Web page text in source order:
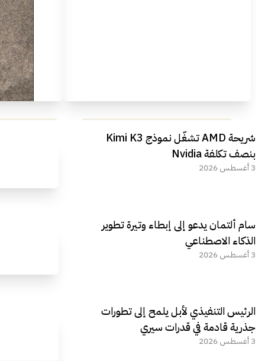
مراجعة شاملة لعملاق الألعاب
الجديد REDMAGIC 11 AIR
شريحة AMD تشغّل نموذج Kimi K3
بنصف تكلفة Nvidia
3 أغسطس 2026
سام ألتمان يدعو إلى إبطاء وتيرة تطوير
الذكاء الاصطناعي
3 أغسطس 2026
الرئيس التنفيذي لأبل يلمح إلى تطورات
جذرية قادمة في قدرات سيري
3 أغسطس 2026